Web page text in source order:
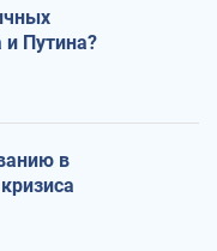
Путина?
в